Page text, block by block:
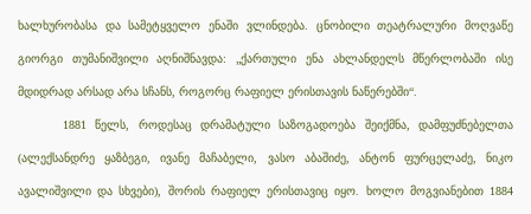
ხალხურობასა და სამეტყველო ენაში ვლინდება. ცნობილი თეატრალური მოღვაწე
გიორგი თუმანიშვილი აღნიშნავდა: „ქართული ენა ახლანდელს მწერლობაში ისე
მდიდრად არსად არა სჩანს, როგორც რაფიელ ერისთავის ნაწერებში“.
1881 წელს, როდესაც დრამატული საზოგადოება შეიქმნა, დამფუძნებელთა
(ალექსანდრე ყაზბეგი, ივანე მაჩაბელი, ვასო აბაშიძე, ანტონ ფურცელაძე, ნიკო
ავალიშვილი და სხვები), შორის რაფიელ ერისთავიც იყო. ხოლო მოგვიანებით 1884